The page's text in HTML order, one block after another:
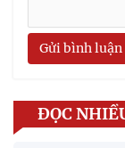
Gửi bình luận
ĐỌC